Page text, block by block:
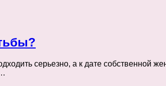
серьезно, а к дате собственной